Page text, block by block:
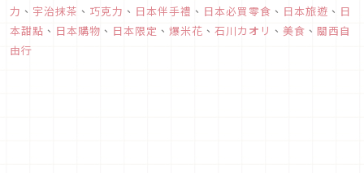
力 、 宇治抹茶 、 巧克力 、 日本伴手禮 、 日本必買零食 、 日本旅遊 、 日
本甜點 、 日本購物 、 日本限定 、 爆米花 、 石川カオリ 、 美食 、 關西自
由行